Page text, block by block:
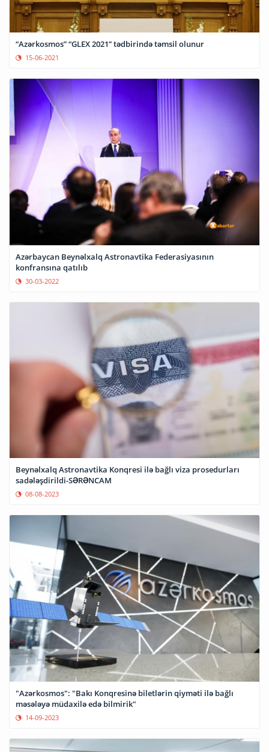
“Azərkosmos” “GLEX 2021” tədbirində təmsil olunur
15-06-2021
Azərbaycan Beynəlxalq Astronavtika Federasiyasının
konfransına qatılıb
30-03-2022
Beynəlxalq Astronavtika Konqresi ilə bağlı viza prosedurları
sadələşdirildi-SƏRƏNCAM
08-08-2023
"Azərkosmos": "Bakı Konqresinə biletlərin qiyməti ilə bağlı
məsələyə müdaxilə edə bilmirik"
14-09-2023